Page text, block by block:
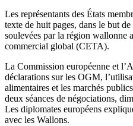
Les représentants des États
texte de huit pages, dans le but
soulevées par la région wallonne
commercial global (CETA).
La Commission européenne et
déclarations sur les OGM,
alimentaires et les marchés
deux séances de négociations,
Les diplomates européens
avec les Wallons.